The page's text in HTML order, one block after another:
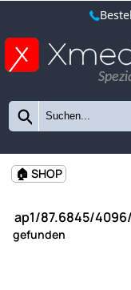
Spezialist seit 2002
ap1/87.6845/